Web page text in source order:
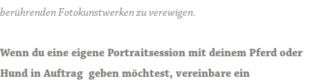
berührenden Fotokunstwerken zu verewigen.
Wenn du eine eigene Portraitsession mit deinem Pferd oder
Hund in Auftrag geben möchtest, vereinbare ein